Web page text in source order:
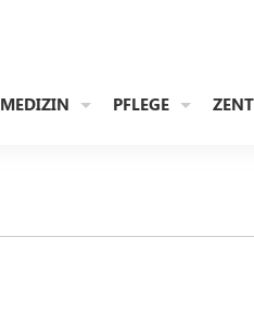
MEDIZIN PFLEGE